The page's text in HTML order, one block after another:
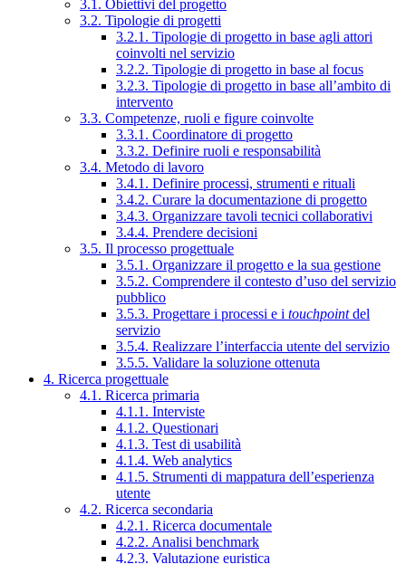
3.1. Obiettivi del progetto
3.2. Tipologie di progetti
3.2.1. Tipologie di progetto in base agli attori
coinvolti nel servizio
3.2.2. Tipologie di progetto in base al focus
3.2.3. Tipologie di progetto in base all’ambito di
intervento
3.3. Competenze, ruoli e figure coinvolte
3.3.1. Coordinatore di progetto
3.3.2. Definire ruoli e responsabilità
3.4. Metodo di lavoro
3.4.1. Definire processi, strumenti e rituali
3.4.2. Curare la documentazione di progetto
3.4.3. Organizzare tavoli tecnici collaborativi
3.4.4. Prendere decisioni
3.5. Il processo progettuale
3.5.1. Organizzare il progetto e la sua gestione
3.5.2. Comprendere il contesto d’uso del servizio
pubblico
3.5.3. Progettare i processi e i touchpointdel
servizio
3.5.4. Realizzare l’interfaccia utente del servizio
3.5.5. Validare la soluzione ottenuta
4. Ricerca progettuale
4.1. Ricerca primaria
4.1.1. Interviste
4.1.2. Questionari
4.1.3. Test di usabilità
4.1.4. Web analytics
4.1.5. Strumenti di mappatura dell’esperienza
utente
4.2. Ricerca secondaria
4.2.1. Ricerca documentale
4.2.2. Analisi benchmark
4.2.3. Valutazione euristica